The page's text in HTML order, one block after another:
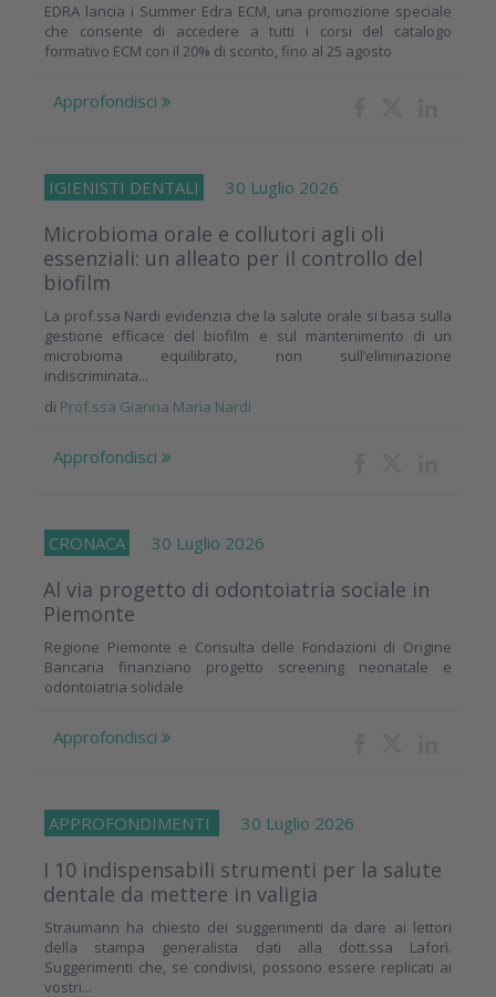
EDRA lancia i Summer Edra ECM, una promozione speciale
che consente di accedere a tutti i corsi del catalogo
formativo ECM con il 20% di sconto, fino al 25 agosto
Approfondisci
IGIENISTI DENTALI 30 Luglio 2026
Microbioma orale e collutori agli oli
essenziali: un alleato per il controllo del
biofilm
La prof.ssa Nardi evidenzia che la salute orale si basa sulla
gestione efficace del biofilm e sul mantenimento di un
microbioma equilibrato, non sull’eliminazione
indiscriminata...
di Prof.ssa Gianna Maria Nardi
Approfondisci
CRONACA 30 Luglio 2026
Al via progetto di odontoiatria sociale in
Piemonte
Regione Piemonte e Consulta delle Fondazioni di Origine
Bancaria finanziano progetto screening neonatale e
odontoiatria solidale
Approfondisci
APPROFONDIMENTI 30 Luglio 2026
I 10 indispensabili strumenti per la salute
dentale da mettere in valigia
Straumann ha chiesto dei suggerimenti da dare ai lettori
della stampa generalista dati alla dott.ssa Laforì.
Suggerimenti che, se condivisi, possono essere replicati ai
vostri...